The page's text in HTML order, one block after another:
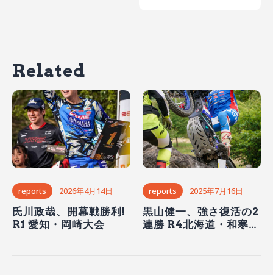
Related
reports 2026年4月14日
氏川政哉、開幕戦勝利!
R1 愛知・岡崎大会
reports 2025年7月16日
黒山健一、強さ復活の2
連勝 R4北海道・和寒大